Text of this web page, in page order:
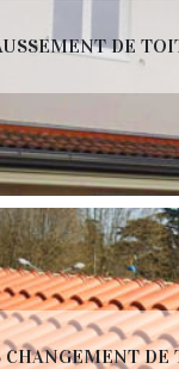
DE
CHANGEMENT DE